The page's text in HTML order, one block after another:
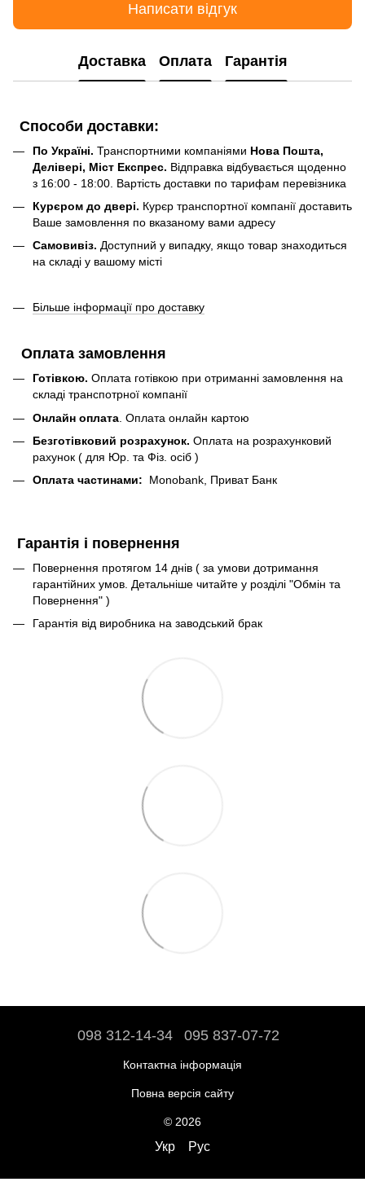
Написати відгук
Доставка Оплата Гарантія
Способи доставки:
По Україні. Транспортними компаніями Нова Пошта,
Делівері, Міст Експрес. Відправка відбувається щоденно
з 16:00 - 18:00. Вартість доставки по тарифам перевізника
Курєром до двері. Курєр транспортної компанії доставить
Ваше замовлення по вказаному вами адресу
Самовивіз. Доступний у випадку, якщо товар знаходиться
на складі у вашому місті
Більше інформації про доставку
Оплата замовлення
Готівкою. Оплата готівкою при отриманні замовлення на
складі транспотрної компанії
Онлайн оплата . Оплата онлайн картою
Безготівковий розрахунок. Оплата на розрахунковий
рахунок ( для Юр. та Фіз. осіб )
Оплата частинами: Monobank, Приват Банк
Гарантія і повернення
Повернення протягом 14 днів ( за умови дотримання
гарантійних умов. Детальніше читайте у розділі "Обмін та
Повернення" )
Гарантія від виробника на заводський брак
098 312-14-34 095 837-07-72
Контактна інформація
Повна версія сайту
© 2026
Укр Рус